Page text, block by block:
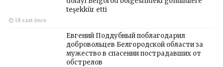
teşekkür etti
18 saat önce
Евгений Поддубный поблагодарил
добровольцев Белгородской области за
мужество в спасении пострадавших от
обстрелов